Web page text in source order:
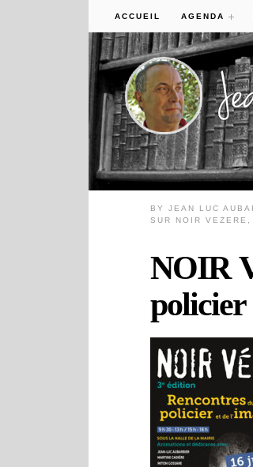
ACCUEIL AGENDA
BYJEAN LUC
SUR NOIR
NOIR